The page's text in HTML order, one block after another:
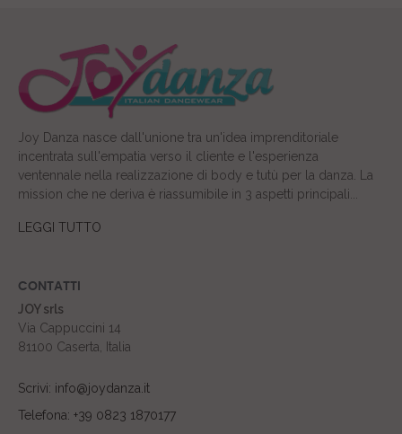
Joy Danza nasce dall'unione tra un'idea imprenditoriale
incentrata sull'empatia verso il cliente e l'esperienza
ventennale nella realizzazione di body e tutù per la danza. La
mission che ne deriva è riassumibile in 3 aspetti principali...
LEGGI TUTTO
CONTATTI
JOY srls
Via Cappuccini 14
81100 Caserta, Italia
Scrivi: info@joydanza.it
Telefona: +39 0823 1870177